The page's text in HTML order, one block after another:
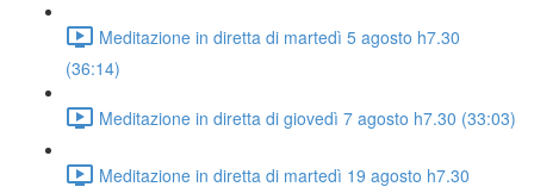
Meditazione in diretta di martedì 5 agosto h7.30
(36:14)
Meditazione in diretta di giovedì 7 agosto h7.30 (33:03)
Meditazione in diretta di martedì 19 agosto h7.30